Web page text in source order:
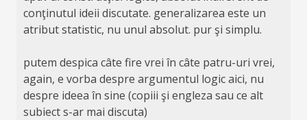
conţinutul ideii discutate. generalizarea este un
atribut statistic, nu unul absolut. pur şi simplu.
putem despica câte fire vrei în câte patru-uri vrei,
again, e vorba despre argumentul logic aici, nu
despre ideea în sine (copiii şi engleza sau ce alt
subiect s-ar mai discuta)